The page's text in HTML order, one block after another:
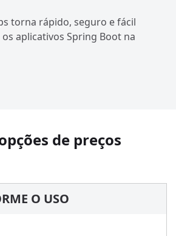
torna rápido, seguro e fácil
aplicativos Spring Boot na
de preços
O USO